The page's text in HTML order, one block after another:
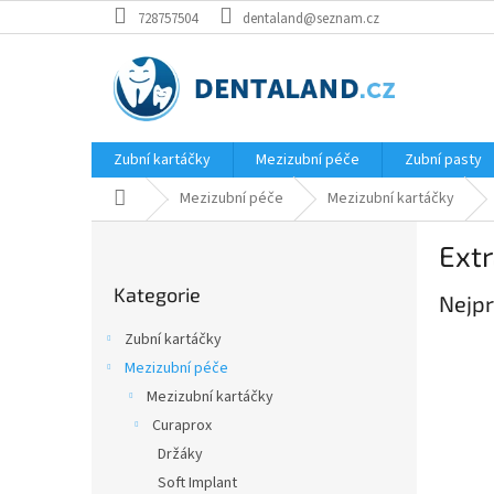
na
728757504 dentaland@seznam.cz
Zubní kartáčky Mezizubní péče Zubní pasty
Domů Mezizubní péče Mezizubní kartáčky
kategorie
Kategorie
Zubní kartáčky
Mezizubní péče
Mezizubní kartáčky
Curaprox
Držáky
Soft Implant